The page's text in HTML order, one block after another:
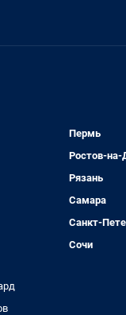
Пермь
Ростов-на-
Рязань
Самара
Санкт-
Сочи